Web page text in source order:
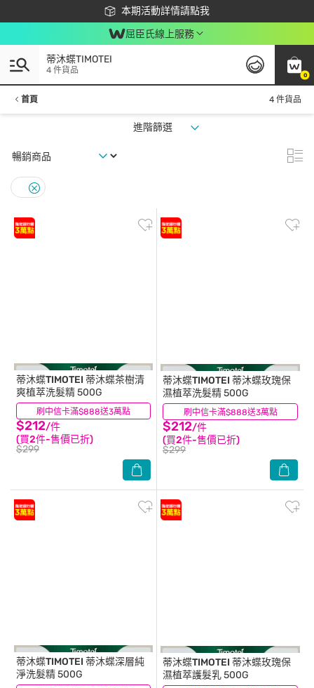
本期活動詳情請點我
下載app最高回饋$350
屈臣氏線上服務
0
蒂沐蝶TIMOTEI
4 件貨品
首頁 4 件貨品
進階篩選
刷中信卡滿$888送3萬點
蒂沐蝶TIMOTEI 蒂沐蝶茶樹清
爽植萃洗髮精 500G
$212/件
(買2件-售價已折)
$299
(18) 刷中信卡滿$888送3萬點
蒂沐蝶TIMOTEI 蒂沐蝶玫瑰保
濕植萃洗髮精 500G
$212/件
(買2件-售價已折)
$299
(36)
蒂沐蝶TIMOTEI 蒂沐蝶深層純
淨洗髮精 500G
蒂沐蝶TIMOTEI 蒂沐蝶玫瑰保
濕植萃護髮乳 500G